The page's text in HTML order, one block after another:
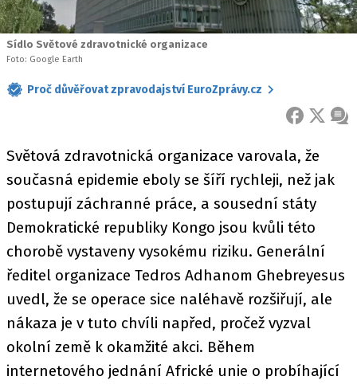
Sídlo Světové zdravotnické organizace
Foto: Google Earth
Proč důvěřovat zpravodajství EuroZprávy.cz
FACEBOOK
X
Světová zdravotnická organizace varovala, že
současná epidemie eboly se šíří rychleji, než jak
postupují záchranné práce, a sousední státy
Demokratické republiky Kongo jsou kvůli této
chorobě vystaveny vysokému riziku. Generální
ředitel organizace Tedros Adhanom Ghebreyesus
uvedl, že se operace sice naléhavě rozšiřují, ale
nákaza je v tuto chvíli napřed, pročež vyzval
okolní země k okamžité akci. Během
internetového jednání Africké unie o probíhající